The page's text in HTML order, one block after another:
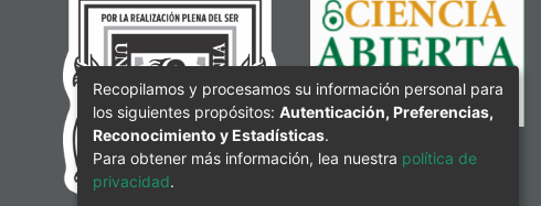
Recopilamos y procesamos su información personal para
los siguientes propósitos: Autenticación, Preferencias,
Reconocimiento y Estadísticas.
Para obtener más información, lea nuestra política de
privacidad.